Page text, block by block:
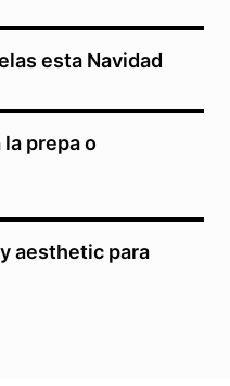
esta Navidad
prepa o
aesthetic para